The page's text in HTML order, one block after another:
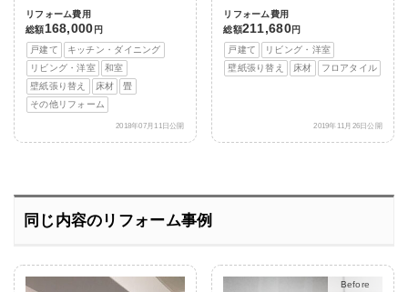
リフォーム費用
総額168,000 円
戸建て
キッチン・ダイニング
リビング・洋室
和室
壁紙張り替え
床材
畳
その他リフォーム
2018年07月11日公開
リフォーム費用
総額211,680円
戸建て
リビング・洋室
壁紙張り替え
床材 フロアタイル
2019年11月26日公開
同じ内容のリフォーム事例
After